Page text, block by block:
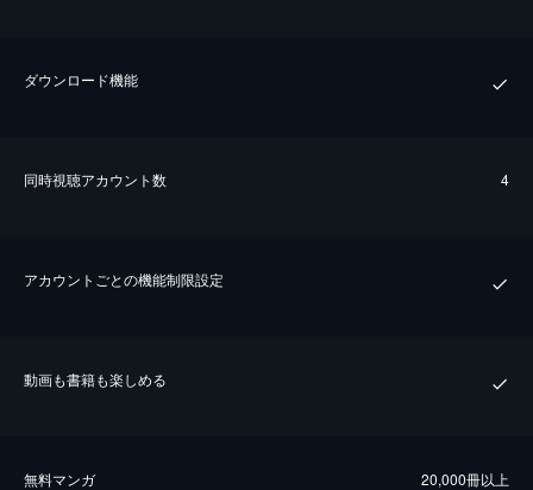
ダウンロード機能
同時視聴アカウント数 4
アカウントごとの機能制限設定
動画も書籍も楽しめる
無料マンガ 20,000冊以上